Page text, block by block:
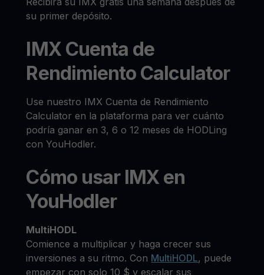
su primer depósito.
IMX Cuenta de
Rendimiento Calculator
Use nuestro IMX Cuenta de Rendimiento
Calculator en la plataforma para ver cuánto
podría ganar en 3, 6 o 12 meses de HODLing
con YouHodler.
Cómo usar IMX en
YouHodler
MultiHODL
Comience a multiplicar y haga crecer sus
inversiones a su ritmo. Con MultiHODL, puede
empezar con solo 10 $ y escalar sus